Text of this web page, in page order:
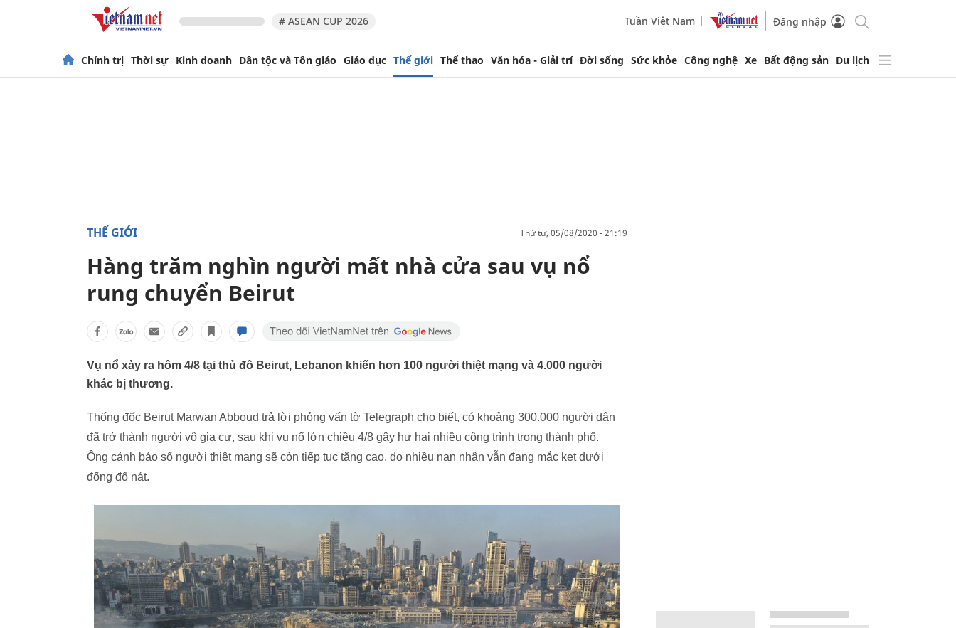
# ASEAN CUP 2026 Tuần Việt Nam Đăng nhập
Chính trị Thời sự Kinh doanh Dân tộc và Tôn giáo Giáo dục Thế giới Thể thao Văn hóa - Giải trí Đời sống Sức khỏe Công nghệ Xe Bất động sản Du lịch
THẾ GIỚI thứ tư, 05/08/2020 - 21:19
Hàng trăm nghìn người mất nhà cửa sau vụ nổ
rung chuyển Beirut
Vụ nổ xảy ra hôm 4/8 tại thủ đô Beirut, Lebanon khiến hơn 100 người thiệt mạng và 4.000 người
khác bị thương.
Thống đốc Beirut Marwan Abboud trả lời phỏng vấn tờ Telegraph cho biết, có khoảng 300.000 người dân
đã trở thành người vô gia cư, sau khi vụ nổ lớn chiều 4/8 gây hư hại nhiều công trình trong thành phố.
Ông cảnh báo số người thiệt mạng sẽ còn tiếp tục tăng cao, do nhiều nạn nhân vẫn đang mắc kẹt dưới
đống đổ nát.